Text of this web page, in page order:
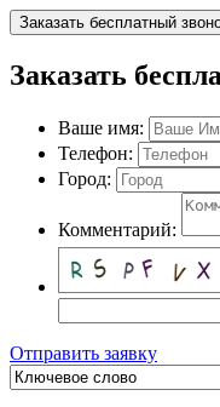
Заказать бесплатный
Заказать
Ваше имя:
Телефон:
Город:
Комментарий:
Отправить заявку